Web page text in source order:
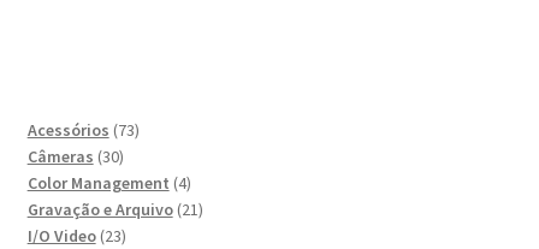
Acessórios 7373
Câmeras 3030
produtos
Color Management 44
produtos
Gravação e Arquivo 2121
I/O Video 2323